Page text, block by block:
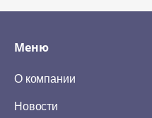
Меню
О компании
Новости